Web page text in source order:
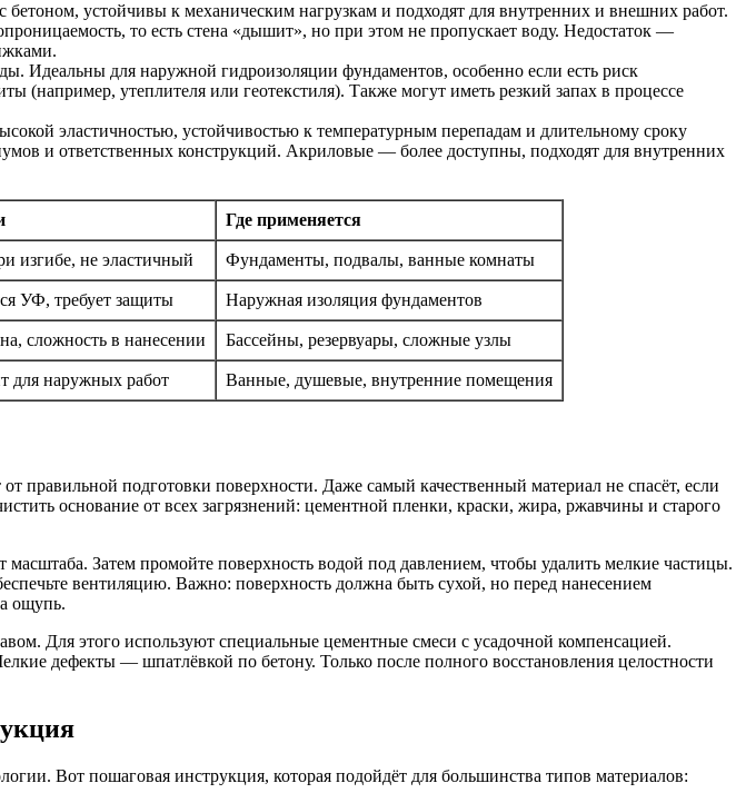
устойчивы к механическим нагрузкам и подходят для внутренних и внешних работ.
то есть стена «дышит», но при этом не пропускает воду. Недостаток —
Идеальны для наружной гидроизоляции фундаментов, особенно если есть риск
(например, утеплителя или геотекстиля). Также могут иметь резкий запах в процессе
эластичностью, устойчивостью к температурным перепадам и длительному сроку
и ответственных конструкций. Акриловые — более доступны, подходят для внутренних
Где применяется
изгибе, не эластичный Фундаменты, подвалы, ванные комнаты
УФ, требует защиты Наружная изоляция фундаментов
сложность в нанесении Бассейны, резервуары, сложные узлы
для наружных работ Ванные, душевые, внутренние помещения
правильной подготовки поверхности. Даже самый качественный материал не спасёт, если
основание от всех загрязнений: цементной пленки, краски, жира, ржавчины и старого
Затем промойте поверхность водой под давлением, чтобы удалить мелкие частицы.
вентиляцию. Важно: поверхность должна быть сухой, но перед нанесением
ощупь.
Для этого используют специальные цементные смеси с усадочной компенсацией.
дефекты — шпатлёвкой по бетону. Только после полного восстановления целостности
Вот пошаговая инструкция, которая подойдёт для большинства типов материалов: